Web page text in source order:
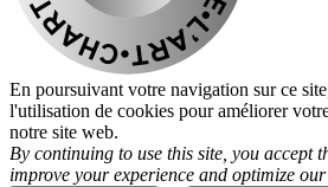
En poursuivant votre navigation sur ce
l'utilisation de cookies pour améliorer
notre site web.
By continuing to use this site, you accept
improve your experience and optimize our